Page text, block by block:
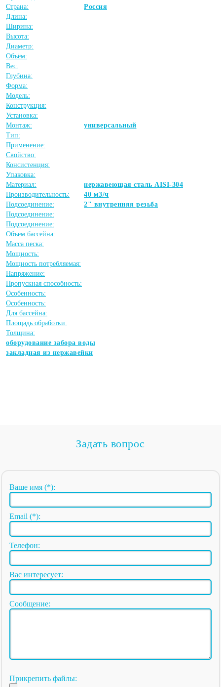
Страна:
Россия
Длина:
Ширина:
Высота:
Диаметр:
Объём:
Вес:
Глубина:
Форма:
Модель:
Конструкция:
Установка:
Монтаж:
универсальный
Тип:
Применение:
Свойство:
Консистенция:
Упаковка:
Материал:
нержавеющая сталь AISI-304
Производительность:
40 м3/ч
Подсоединение:
2" внутренняя резьба
Подсоединение:
Подсоединение:
Объем бассейна:
Масса песка:
Мощность:
Мощность потребляемая:
Напряжение:
Пропускная способность:
Особенность:
Особенность:
Для бассейна:
Площадь обработки:
Толщина:
оборудование забора воды
закладная из нержавейки
Задать вопрос
Ваше имя (*):
Email (*):
Телефон:
Вас интересует:
Сообщение:
Прикрепить файлы: